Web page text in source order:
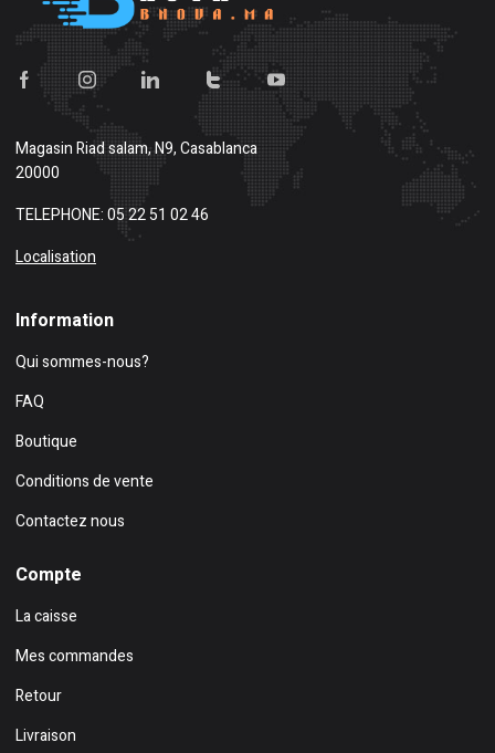
MagasinRiad salam, N9, Casablanca
20000
TELEPHONE: 05 22 51 02 46
Localisation
Information
Qui sommes-nous?
FAQ
Boutique
Conditions de vente
Contactez nous
Compte
La caisse
Mes commandes
Retour
Livraison